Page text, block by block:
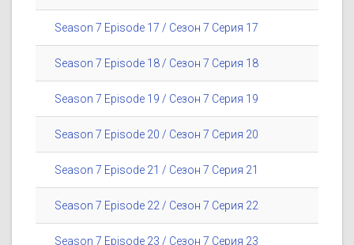
Season 7 Episode 17 / Сезон 7 Серия 17
Season 7 Episode 18 / Сезон 7 Серия 18
Season 7 Episode 19 / Сезон 7 Серия 19
Season 7 Episode 20 / Сезон 7 Серия 20
Season 7 Episode 21 / Сезон 7 Серия 21
Season 7 Episode 22 / Сезон 7 Серия 22
Season 7 Episode 23 / Сезон 7 Серия 23